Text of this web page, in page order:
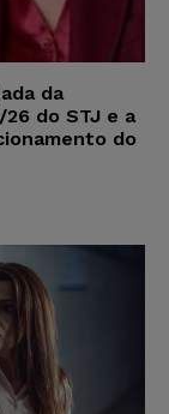
da
do STJ e a
do